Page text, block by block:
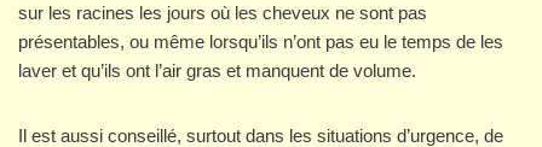
sur les racines les jours où les cheveux ne sont pas
présentables, ou même lorsqu’ils n’ont pas eu le temps de les
laver et qu’ils ont l’air gras et manquent de volume.
Il est aussi conseillé, surtout dans les situations d’urgence, de